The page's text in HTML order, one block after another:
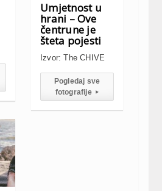
Umjetnost u
hrani – Ove
čentrune je
šteta pojesti
Izvor: The CHIVE
Pogledaj sve
fotografije▸